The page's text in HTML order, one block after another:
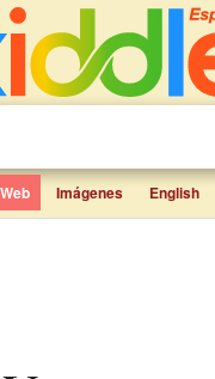
Web Imágenes English